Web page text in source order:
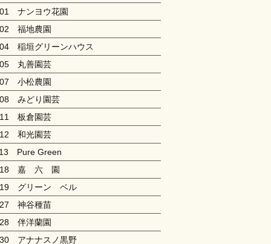
ナンヨウ花園
福地農園
稲垣グリーンハウス
丸善園芸
小松農園
みどり園芸
板倉園芸
和光園芸
Pure Green
嘉 六 園
グリーン ベル
神谷種苗
伴洋蘭園
アナナスノ黒野